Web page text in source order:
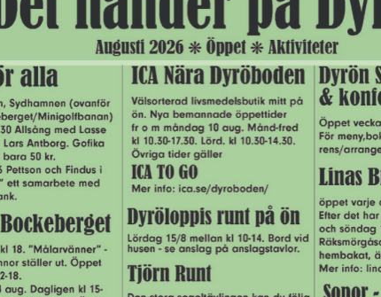
PLATS
på ön till via Räddningsvärnet) kommit. Tryggare och
En mer permanent plats ska ordnas sedan.
som är med i räddningsvärnet på ön.
Vi kommer att behöva pengar för försäkringar och drift.